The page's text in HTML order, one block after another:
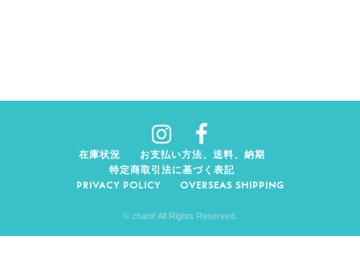
在庫状況
お支払い方法、送料、納期
特定商取引法に基づく表記
PRIVACY POLICY
OVERSEAS SHIPPING
© chant! All Rights Reserved.